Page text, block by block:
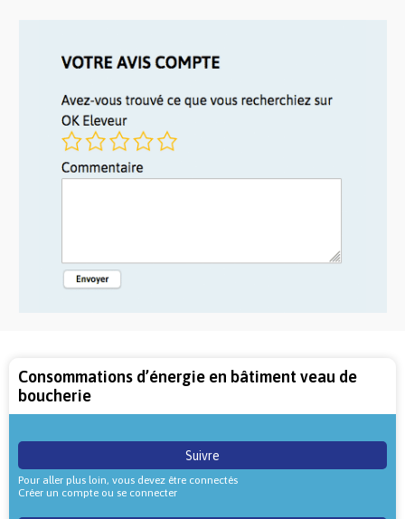
Consommations d’énergie en bâtiment veau de
boucherie
Suivre
Pour aller plus loin, vous devez être connectés
Créer un compte ou se connecter